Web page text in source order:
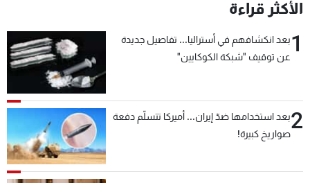
الأكثر قراءة
1بعد انكشافهم في أستراليا... تفاصيل جديدة
عن توقيف "شبكة الكوكايين"
2بعد استخدامها ضدّ إيران... أميركا تتسلّم دفعة
صواريخ كبيرة!